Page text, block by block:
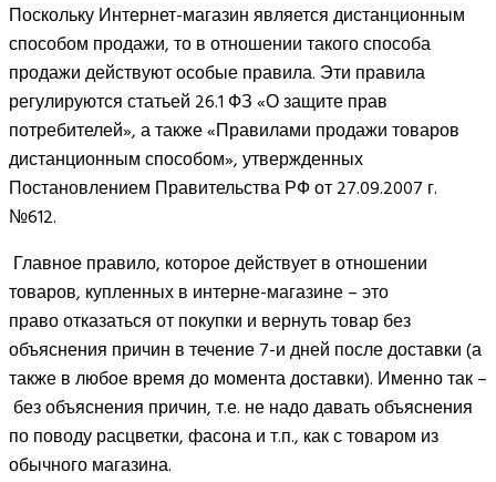
Поскольку Интернет-магазин является дистанционным
способом продажи, то в отношении такого способа
продажи действуют особые правила. Эти правила
регулируются статьей 26.1 ФЗ «О защите прав
потребителей», а также «Правилами продажи товаров
дистанционным способом», утвержденных
Постановлением Правительства РФ от 27.09.2007 г.
№612.
Главное правило, которое действует в отношении
товаров, купленных в интерне-магазине – это
право отказаться от покупки и вернуть товар без
объяснения причин в течение 7-и дней после доставки (а
также в любое время до момента доставки). Именно так –
без объяснения причин, т.е. не надо давать объяснения
по поводу расцветки, фасона и т.п., как с товаром из
обычного магазина.